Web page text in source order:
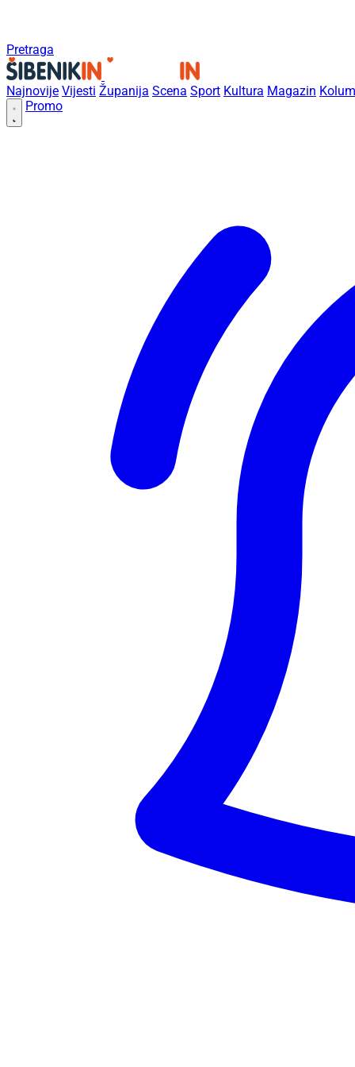
Pretraga
Najnovije Vijesti Županija Scena Sport Kultura Magazin
Promo